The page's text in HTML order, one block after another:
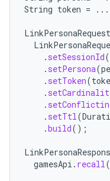
String token = ...
LinkPersonaRequest
. setSessionId(
. setPersona(
. setToken(
.
.
. setTtl(
.build();
gamesApi . recall